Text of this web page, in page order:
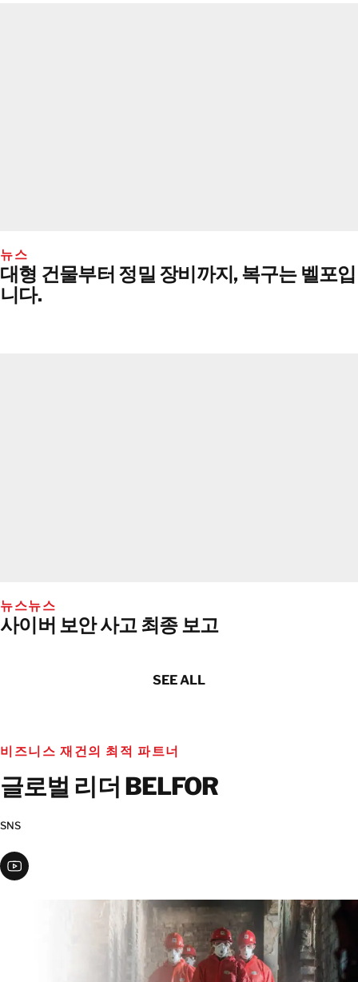
뉴스
대형 건물부터 정밀 장비까지, 복구는 벨포입
니다.
뉴스뉴스
사이버 보안 사고 최종 보고
SEE ALL
비즈니스 재건의 최적 파트너
글로벌 리더 BELFOR
SNS